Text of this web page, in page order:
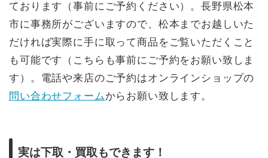
ております（事前にご予約ください）。長野県松本
市に事務所がございますので、松本までお越しいた
だければ実際に手に取って商品をご覧いただくこと
も可能です（こちらも事前にご予約をお願い致しま
す）。電話や来店のご予約はオンラインショップの
問い合わせフォームからお願い致します。
実は下取・買取もできます！